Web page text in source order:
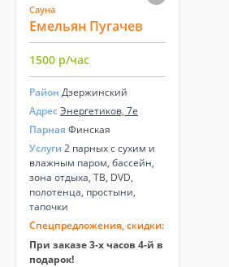
Сауна
Емельян Пугачев
1500 р/час
Район Дзержинский
АдресЭнергетиков, 7е
Парная Финская
Услуги 2 парных с сухим и
влажным паром, бассейн,
зона отдыха, ТВ, DVD,
полотенца, простыни,
тапочки
Спецпредложения, скидки:
При заказе 3-х часов 4-й в
подарок!